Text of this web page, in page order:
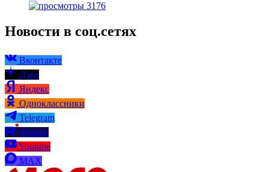
3176
Новости в соц.сетях
Вконтакте
Дзен
Яндекс
Одноклассники
Telegram
Rutube
Youtube
MAX